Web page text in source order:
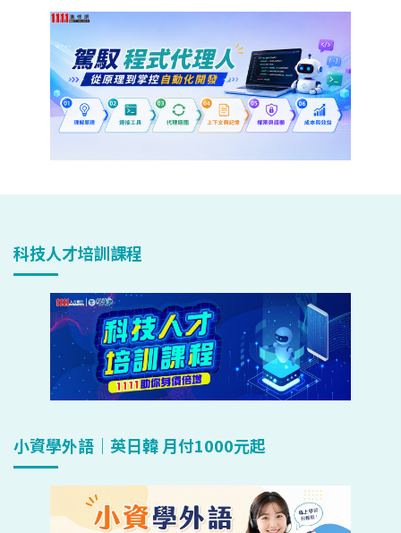
科技人才培訓課程
小資學外語｜英日韓 月付1000元起